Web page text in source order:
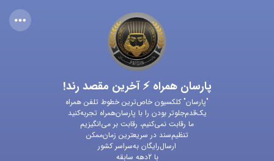
پارسان همراه ⚡ آخرین مقصد رند!
"پارسان" کلکسیون خاص‌ترین خطوط تلفن همراه
یک‌قدم‌جلوتر بودن را با پارسان‌همراه تجربه‌کنید
ما رقابت نمی‌کنیم، رقابت بر می‌انگیزیم
تنظیم‌سند در سریعترین زمان‌ممکن
ارسال‌رایگان به‌سراسر کشور
با 2دهه سابقه